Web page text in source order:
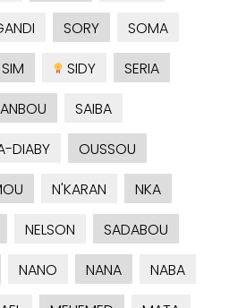
SORY
SOMA
SIM SIDY
SERIA
SAIBA
DIABY
OUSSOU
N'KARAN
NKA
NELSON
SADABOU
NANO NANA
NABA